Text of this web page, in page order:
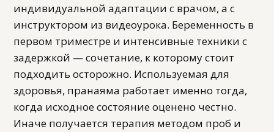
индивидуальной адаптации с врачом, а с
инструктором из видеоурока. Беременность в
первом триместре и интенсивные техники с
задержкой — сочетание, к которому стоит
подходить осторожно. Используемая для
здоровья, пранаяма работает именно тогда,
когда исходное состояние оценено честно.
Иначе получается терапия методом проб и